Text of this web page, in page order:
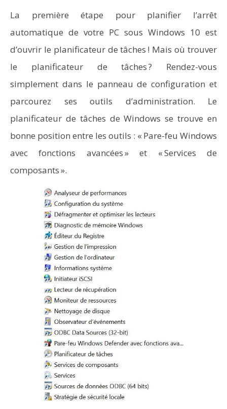
La première étape pour planifier l’arrêt
automatique de votre PC sous Windows 10 est
d’ouvrir le planificateur de tâches ! Mais où trouver
le planificateur de tâches ? Rendez-vous
simplement dans le panneau de configuration et
parcourez ses outils d’administration. Le
planificateur de tâches de Windows se trouve en
bonne position entre les outils : « Pare-feu Windows
avec fonctions avancées » et « Services de
composants ».